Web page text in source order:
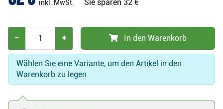
inkl. MwSt. Sie sparen 32 €
− + In den Warenkorb
Wählen Sie eine Variante, um den Artikel in den
Warenkorb zu legen